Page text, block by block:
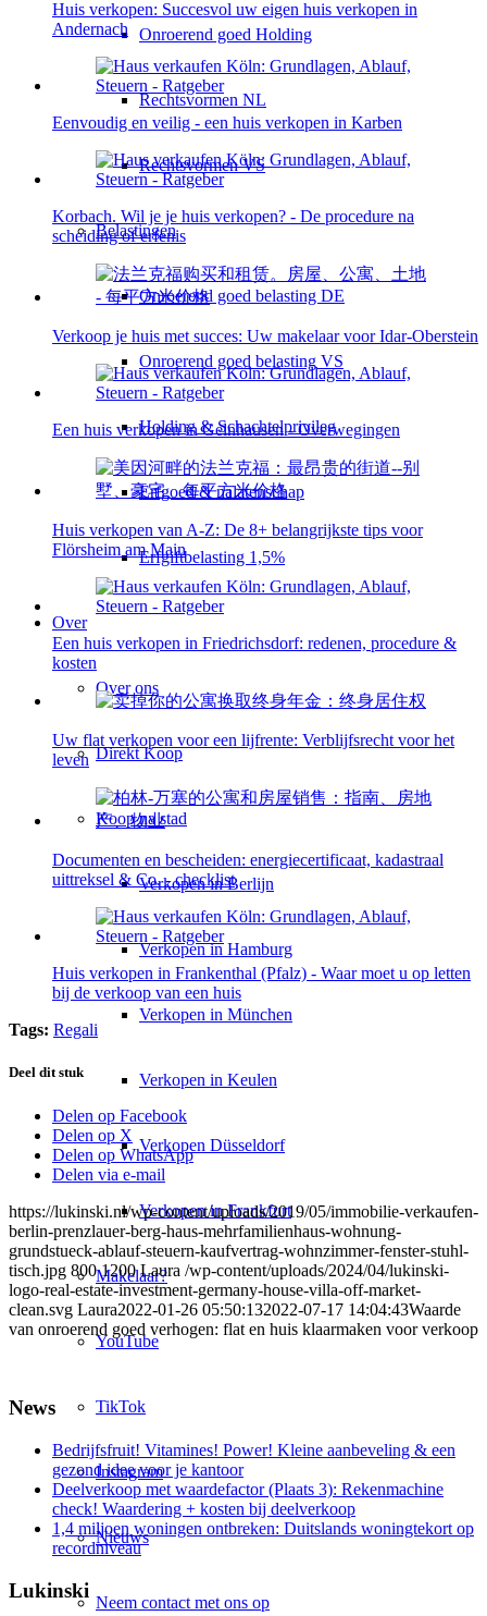
Onroerend goed Holding
Rechtsvormen NL
Rechtsvormen VS
Belastingen
Onroerend goed belasting DE
Onroerend goed belasting VS
Holding & Schachtelprivileg
Erfgoed & nalatenschap
Erfgiftbelasting 1,5%
Over
Over ons
Direkt Koop
Koop na stad
Verkopen in Berlijn
Verkopen in Hamburg
Verkopen in München
Verkopen in Keulen
Verkopen Düsseldorf
Verkopen in Frankfurt
Makelaar?
YouTube
TikTok
Instagram
Nieuws
Neem contact met ons op
Huis verkopen: Succesvol uw eigen huis verkopen in
Andernach
Eenvoudig en veilig - een huis verkopen in Karben
Korbach. Wil je je huis verkopen? - De procedure na
scheiding of erfenis
Verkoop je huis met succes: Uw makelaar voor Idar-Oberstein
Een huis verkopen in Gelnhausen - Overwegingen
Huis verkopen van A-Z: De 8+ belangrijkste tips voor
Flörsheim am Main
Een huis verkopen in Friedrichsdorf: redenen, procedure &
kosten
Uw flat verkopen voor een lijfrente: Verblijfsrecht voor het
leven
Documenten en bescheiden: energiecertificaat, kadastraal
uittreksel & Co. - checklist
Huis verkopen in Frankenthal (Pfalz) - Waar moet u op letten
bij de verkoop van een huis
Tags: Regali
Deel dit stuk
Delen op Facebook
Delen op X
Delen op WhatsApp
Delen via e-mail
https://lukinski.nl/wp-content/uploads/2019/05/immobilie-verkaufen-
berlin-prenzlauer-berg-haus-mehrfamilienhaus-wohnung-
grundstueck-ablauf-steuern-kaufvertrag-wohnzimmer-fenster-stuhl-
tisch.jpg 800 1200 Laura /wp-content/uploads/2024/04/lukinski-
logo-real-estate-investment-germany-house-villa-off-market-
clean.svg Laura2022-01-26 05:50:132022-07-17 14:04:43Waarde
van onroerend goed verhogen: flat en huis klaarmaken voor verkoop
News
Bedrijfsfruit! Vitamines! Power! Kleine aanbeveling & een
gezond idee voor je kantoor
Deelverkoop met waardefactor (Plaats 3): Rekenmachine
check! Waardering + kosten bij deelverkoop
1,4 miljoen woningen ontbreken: Duitslands woningtekort op
recordniveau
Lukinski